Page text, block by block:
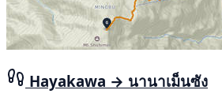
Hayakawa → นานาเม็นซัง